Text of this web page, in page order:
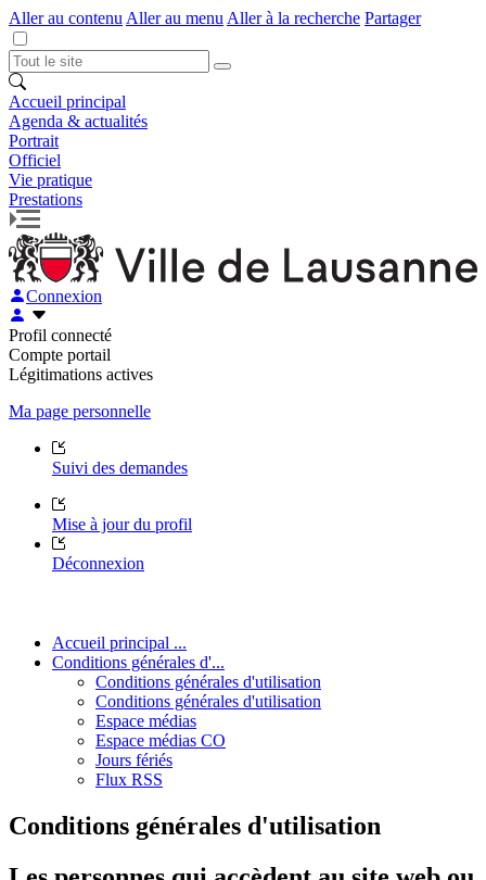
Aller au contenu Aller au menu Aller à la recherche Partager
Accueil principal
Agenda & actualités
Portrait
Officiel
Vie pratique
Prestations
Connexion
Profil connecté
Compte portail
Légitimations actives
Ma page personnelle
Suivi des demandes
Mise à jour du profil
Déconnexion
Accueil principal ...
Conditions générales d'...
Conditions générales d'utilisation
Conditions générales d'utilisation
Espace médias
Espace médias CO
Jours fériés
Flux RSS
Conditions générales d'utilisation